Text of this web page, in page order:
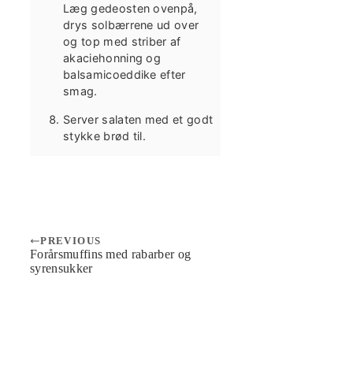
Læg gedeosten ovenpå,
drys solbærrene ud over
og top med striber af
akaciehonning og
balsamicoeddike efter
smag.
Server salaten med et godt
stykke brød til.
PREVIOUS
Forårsmuffins med rabarber og
syrensukker